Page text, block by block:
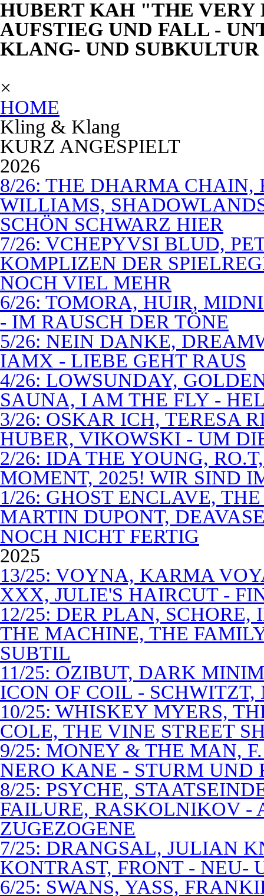
HUBERT KAH "THE VERY
AUFSTIEG UND FALL -
KLANG- UND SUBKULTUR
×
HOME
Kling & Klang
KURZ ANGESPIELT
2026
8/26: THE DHARMA CHAIN,
WILLIAMS,
SCHÖN SCHWARZ HIER
7/26: VCHEPYVSI BLUD,
KOMPLIZEN DER
NOCH VIEL MEHR
6/26: TOMORA, HUIR,
- IM RAUSCH DER TÖNE
5/26: NEIN DANKE,
IAMX - LIEBE GEHT RAUS
4/26: LOWSUNDAY,
SAUNA, I AM THE FLY -
3/26: OSKAR ICH, TERESA
HUBER, VIKOWSKI - UM
2/26: IDA THE YOUNG,
MOMENT, 2025! WIR SIND
1/26: GHOST ENCLAVE,
MARTIN DUPONT,
NOCH NICHT FERTIG
2025
13/25: VOYNA, KARMA
XXX, JULIE'S HAIRCUT -
12/25: DER PLAN,
THE MACHINE, THE
SUBTIL
11/25: OZIBUT, DARK
ICON OF COIL -
10/25: WHISKEY MYERS,
COLE, THE VINE STREET
9/25: MONEY & THE MAN,
NERO KANE - STURM UND
8/25: PSYCHE,
FAILURE, RASKOLNIKOV -
ZUGEZOGENE
7/25: DRANGSAL, JULIAN
KONTRAST, FRONT - NEU-
6/25: SWANS, YASS,